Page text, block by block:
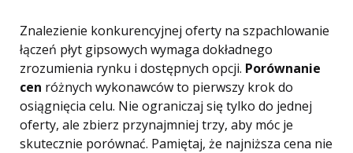
Znalezienie konkurencyjnej oferty na szpachlowanie
łączeń płyt gipsowych wymaga dokładnego
zrozumienia rynku i dostępnych opcji. Porównanie
cen różnych wykonawców to pierwszy krok do
osiągnięcia celu. Nie ograniczaj się tylko do jednej
oferty, ale zbierz przynajmniej trzy, aby móc je
skutecznie porównać. Pamiętaj, że najniższa cena nie